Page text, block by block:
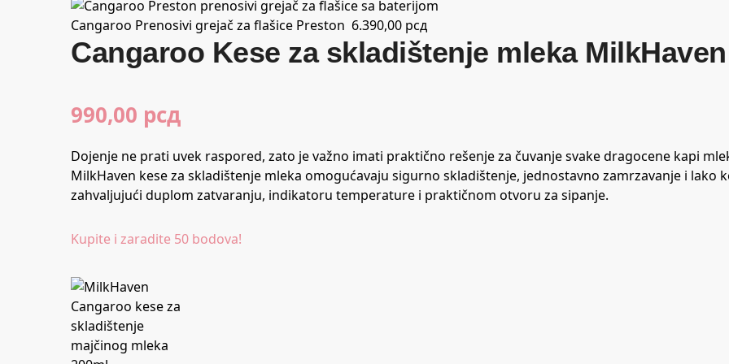
Cangaroo Prenosivi grejač za flašice Preston 6.390,00 рсд
Cangaroo Kese za skladištenje mleka MilkHaven
990,00 рсд
Dojenje ne prati uvek raspored, zato je važno imati praktično rešenje za čuvanje svake dragocene kapi
MilkHaven kese za skladištenje mleka omogućavaju sigurno skladištenje, jednostavno zamrzavanje i lako
zahvaljujući duplom zatvaranju, indikatoru temperature i praktičnom otvoru za sipanje.
Kupite i zaradite 50 bodova!